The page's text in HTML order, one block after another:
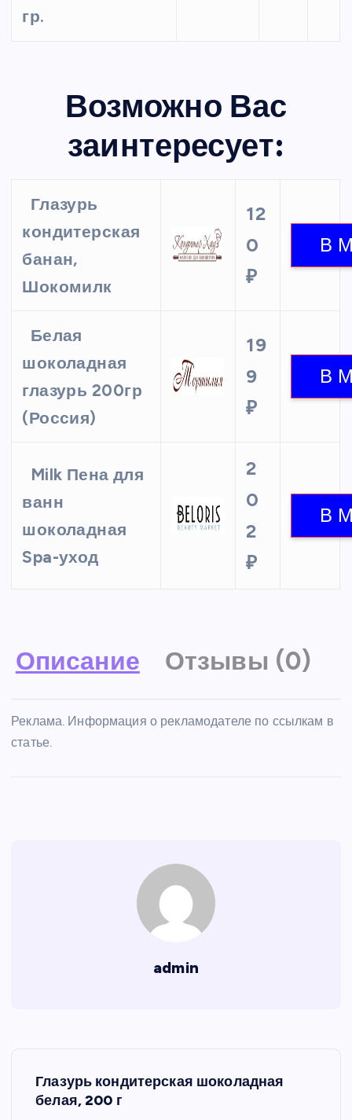
гр.
Возможно Вас
заинтересует:
Глазурь
кондитерская
банан,
Шокомилк
12
0
₽
Белая
шоколадная
глазурь 200гр
(Россия)
19
9
₽
Milk Пена для
ванн
шоколадная
Spa-уход
2
0
2
₽
Описание Отзывы (0)
Реклама. Информация о рекламодателе по ссылкам в
статье.
admin
Глазурь кондитерская шоколадная
белая, 200 г